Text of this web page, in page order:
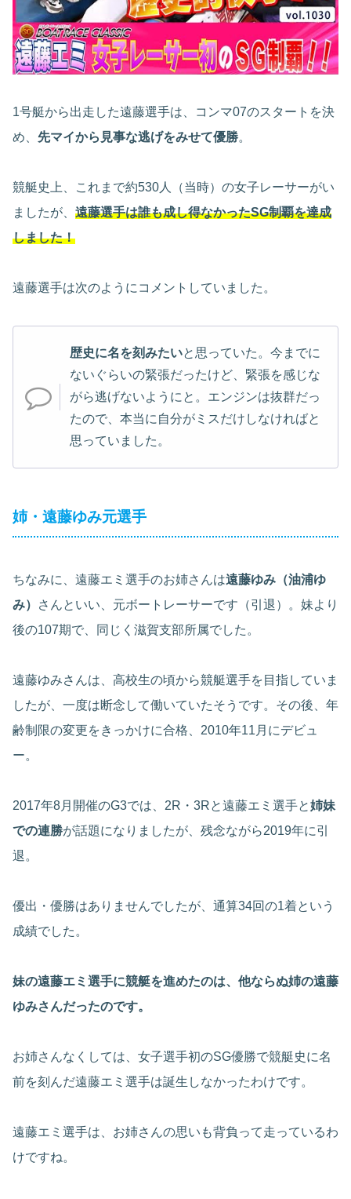
1号艇から出走した遠藤選手は、コンマ07のスタートを決
め、 先マイから見事な逃げをみせて優勝。
競艇史上、これまで約530人（当時）の女子レーサーがい
ましたが、 遠藤選手は誰も成し得なかったSG制覇を達成
しました！
遠藤選手は次のようにコメントしていました。
歴史に名を刻みたいと思っていた。今までに
ないぐらいの緊張だったけど、緊張を感じな
がら逃げないようにと。エンジンは抜群だっ
たので、本当に自分がミスだけしなければと
思っていました。
姉・遠藤ゆみ元選手
ちなみに、遠藤エミ選手のお姉さんは遠藤ゆみ（油浦ゆ
み）
さんといい、元ボートレーサーです（引退）。妹より
後の107期で、同じく滋賀支部所属でした。
遠藤ゆみさんは、高校生の頃から競艇選手を目指していま
したが、一度は断念して働いていたそうです。その後、年
齢制限の変更をきっかけに合格、2010年11月にデビュ
ー。
2017年8月開催のG3では、2R・3Rと遠藤エミ選手と姉妹
での連勝が話題になりましたが、残念ながら2019年に引
退。
優出・優勝はありませんでしたが、通算34回の1着という
成績でした。
妹の遠藤エミ選手に競艇を進めたのは、他ならぬ姉の遠藤
ゆみさんだったのです。
お姉さんなくしては、女子選手初のSG優勝で競艇史に名
前を刻んだ遠藤エミ選手は誕生しなかったわけです。
遠藤エミ選手は、お姉さんの思いも背負って走っているわ
けですね。